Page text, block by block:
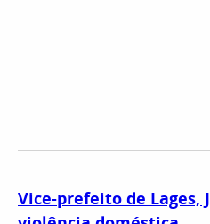
Vice-prefeito de Lages,